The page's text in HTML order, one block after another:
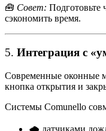
🧰 Совет: Подготовьте
сэкономить время.
5. Интеграция с
Современные оконные
кнопка открытия и
Системы Comunello
🌧️ датчиками